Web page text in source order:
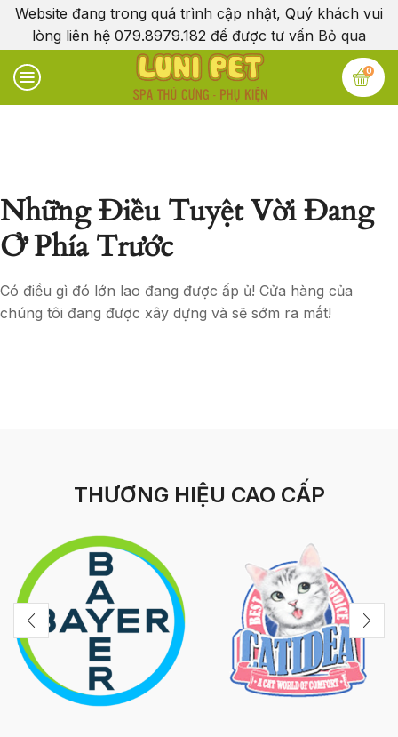
Website đang trong quá trình cập nhật, Quý khách vui
lòng liên hệ 079.8979.182 để được tư vấn Bỏ qua
0
Những Điều Tuyệt Vời Đang
Ở Phía Trước
Có điều gì đó lớn lao đang được ấp ủ! Cửa hàng của
chúng tôi đang được xây dựng và sẽ sớm ra mắt!
THƯƠNG HIỆU CAO CẤP